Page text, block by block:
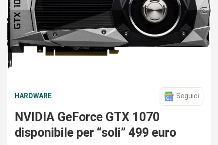
HARDWARE Seguici
NVIDIA GeForce GTX 1070
disponibile per “soli” 499 euro